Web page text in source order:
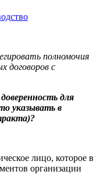
полномочия
договоров с
для
указывать в
лицо, которое в
организации